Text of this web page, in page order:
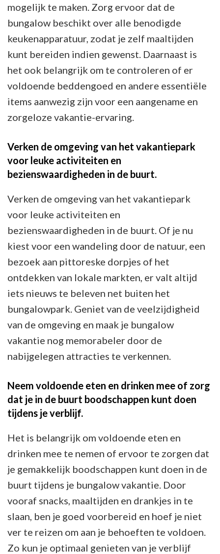
mogelijk te maken. Zorg ervoor dat de
bungalow beschikt over alle benodigde
keukenapparatuur, zodat je zelf maaltijden
kunt bereiden indien gewenst. Daarnaast is
het ook belangrijk om te controleren of er
voldoende beddengoed en andere essentiële
items aanwezig zijn voor een aangename en
zorgeloze vakantie-ervaring.
Verken de omgeving van het vakantiepark
voor leuke activiteiten en
bezienswaardigheden in de buurt.
Verken de omgeving van het vakantiepark
voor leuke activiteiten en
bezienswaardigheden in de buurt. Of je nu
kiest voor een wandeling door de natuur, een
bezoek aan pittoreske dorpjes of het
ontdekken van lokale markten, er valt altijd
iets nieuws te beleven net buiten het
bungalowpark. Geniet van de veelzijdigheid
van de omgeving en maak je bungalow
vakantie nog memorabeler door de
nabijgelegen attracties te verkennen.
Neem voldoende eten en drinken mee of zorg
dat je in de buurt boodschappen kunt doen
tijdens je verblijf.
Het is belangrijk om voldoende eten en
drinken mee te nemen of ervoor te zorgen dat
je gemakkelijk boodschappen kunt doen in de
buurt tijdens je bungalow vakantie. Door
vooraf snacks, maaltijden en drankjes in te
slaan, ben je goed voorbereid en hoef je niet
ver te reizen om aan je behoeften te voldoen.
Zo kun je optimaal genieten van je verblijf